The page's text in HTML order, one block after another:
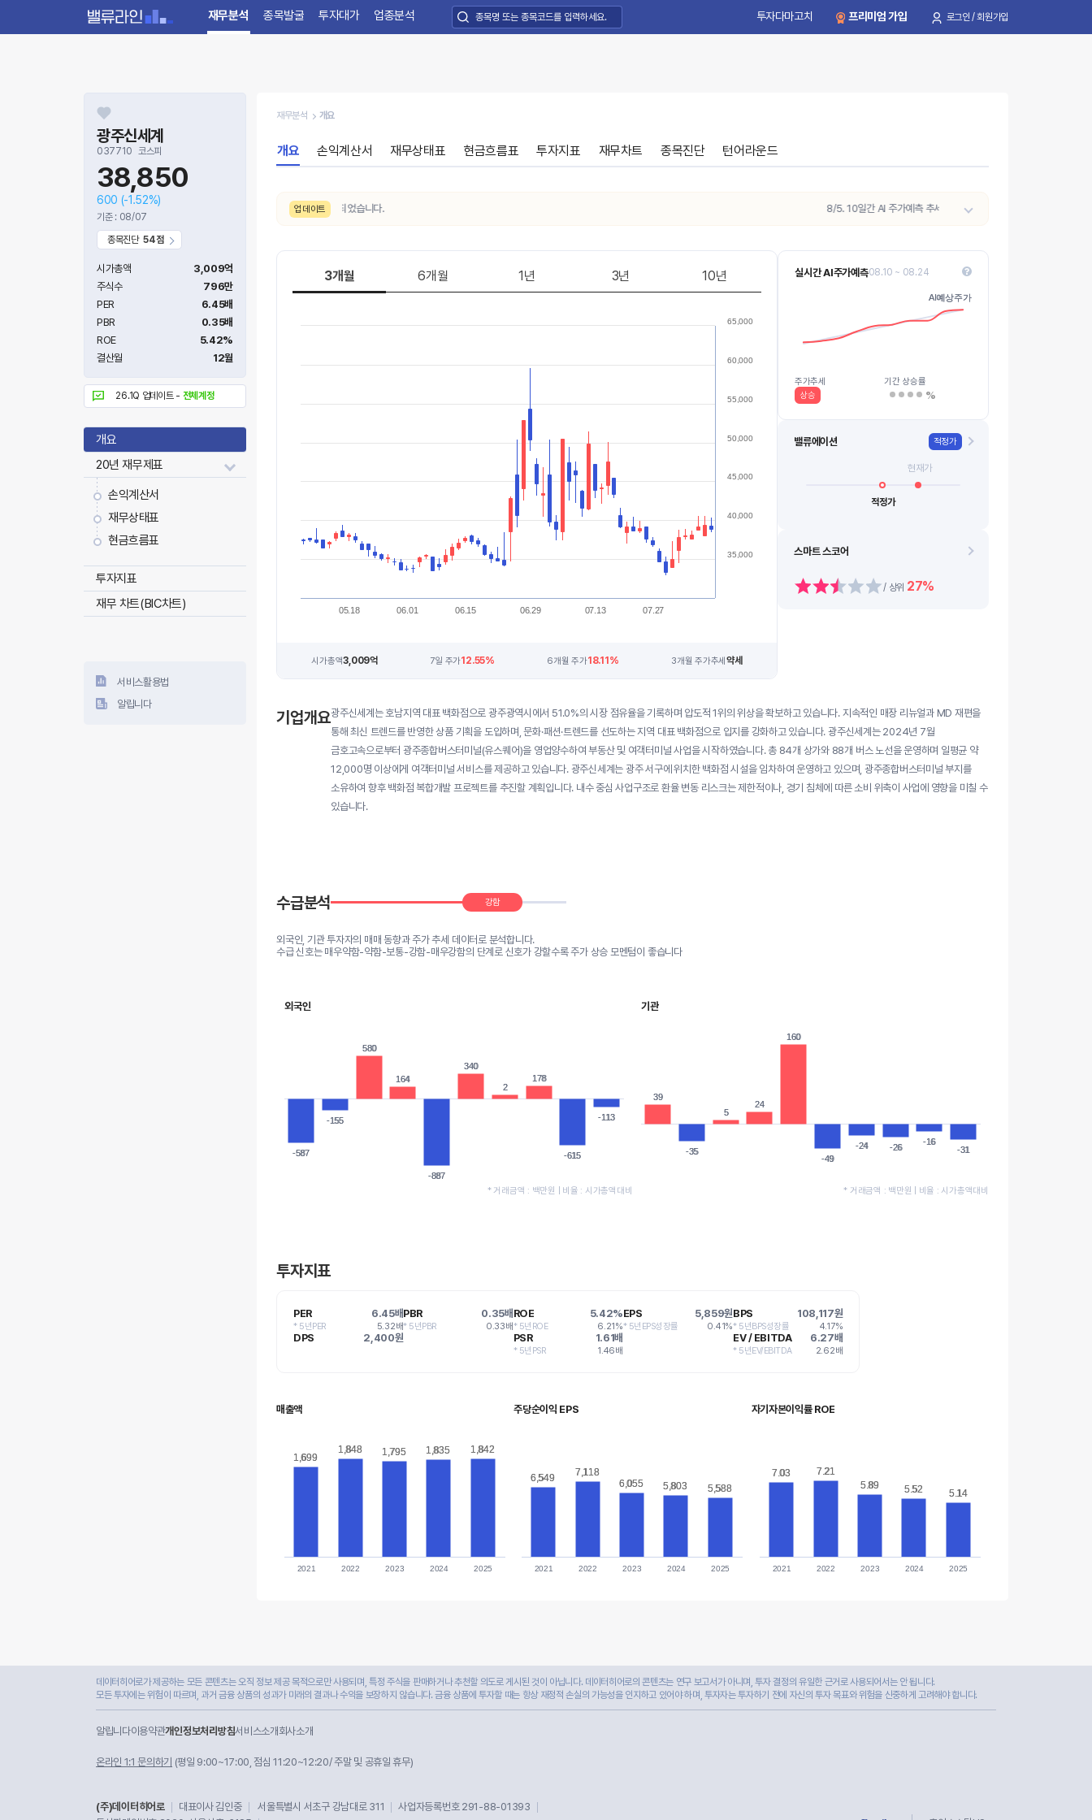
재무분석 종목발굴 투자대가 업종분석 투자다마고치 프리미엄 가입 로그인 / 회원가입
광주신세계
037710 코스피
38,850
600 (-1.52%)
기준 : 08/07
종목진단54점
시가총액
3,009억
주식수
796만
PER
6.45배
PBR
0.35배
ROE
5.42%
결산월
12월
26.1Q 업데이트 - 전체계정
개요
20년 재무제표
손익계산서
재무상태표
현금흐름표
투자지표
재무 차트(BIC차트)
서비스활용법
알립니다
재무분석 개요
개요 손익계산서 재무상태표 현금흐름표 투자지표 재무차트 종목진단 턴어라운드
업데이트
으로 변동되었습니다. 8/5. 10일간 AI 주가예측 추세가상승 으로 전환되었습니다. (기간 예측
3개월 6개월 1년 3년 10년
05.18 06.01 06.15 06.29 07.13 07.27
35,000
40,000
45,000
50,000
55,000
60,000
65,000
시가총액3,009억 7일 주가12.55% 6개월 주가18.11% 3개월 주가추세약세
실시간 AI주가예측08.10 ~ 08.24
Values
AI예상주가
AI예상주가
0…08.1108.12 08.1808.1908.2008.21
주가추세
상승
기간 상승률
%
밸류에이션 적정가
현재가
적정가
스마트 스코어
/ 상위 27%
기업개요광주신세계는 호남지역 대표 백화점으로 광주광역시에서 51.0%의 시장 점유율을 기록하며 압도적 1위의 위상을 확보하고 있습니다. 지속적인 매장 리뉴얼과 MD 재편을
통해 최신 트렌드를 반영한 상품 기획을 도입하며, 문화·패션·트렌드를 선도하는 지역 대표 백화점으로 입지를 강화하고 있습니다. 광주신세계는 2024년 7월
금호고속으로부터 광주종합버스터미널(유스퀘어)을 영업양수하여 부동산 및 여객터미널 사업을 시작하였습니다. 총 84개 상가와 88개 버스 노선을 운영하며 일평균 약
12,000명 이상에게 여객터미널 서비스를 제공하고 있습니다. 광주신세계는 광주 서구에 위치한 백화점 시설을 임차하여 운영하고 있으며, 광주종합버스터미널 부지를
소유하여 향후 백화점 복합개발 프로젝트를 추진할 계획입니다. 내수 중심 사업구조로 환율 변동 리스크는 제한적이나, 경기 침체에 따른 소비 위축이 사업에 영향을 미칠 수
있습니다.
수급분석 강함
외국인, 기관 투자자의 매매 동향과 주가 추세 데이터로 분석합니다.
수급 신호는 매우약함-약함-보통-강함-매우강함의 단계로 신호가 강할수록 주가 상승 모멘텀이 좋습니다
외국인
-587
-587
-155
-155
580
580
164
164
-887
-887
340
340
2
2
178
178
-615
-615
-113
-113
* 거래금액 : 백만원 | 비율 : 시가총액대비
기관
39
39
-35
-35
5
5
24
24
160
160
-49
-49
-24
-24 -26
-26
-16
-16
-31
-31
* 거래금액 : 백만원 | 비율 : 시가총액대비
투자지표
PER 6.45배
* 5년PER 5.32배
PBR 0.35배
* 5년PBR 0.33배
ROE 5.42%
* 5년ROE 6.21%
EPS 5,859원
* 5년EPS성장률 0.41%
BPS 108,117원
* 5년BPS성장률 4.17%
DPS 2,400원 PSR 1.61배
* 5년PSR 1.46배
EV / EBITDA 6.27배
* 5년EV/EBITDA 2.62배
매출액
1,699
1,699
1,848
1,848 1,795
1,795 1,835
1,835 1,842
1,842
2021 2022 2023 2024 2025
주당순이익 EPS
6,549
6,549 7,118
7,118
6,055
6,055 5,803
5,803 5,588
5,588
2021 2022 2023 2024 2025
자기자본이익률 ROE
7.03
7.03 7.21
7.21
5.89
5.89 5.52
5.52 5.14
5.14
2021 2022 2023 2024 2025
데이터히어로가 제공하는 모든 콘텐츠는 오직 정보 제공 목적으로만 사용되며, 특정 주식을 판매하거나 추천할 의도로 게시된 것이 아닙니다. 데이터히어로의 콘텐츠는 연구 보고서가 아니며, 투자 결정의 유일한 근거로 사용되어서는 안 됩니다.
모든 투자에는 위험이 따르며, 과거 금융 상품의 성과가 미래의 결과나 수익을 보장하지 않습니다. 금융 상품에 투자할 때는 항상 재정적 손실의 가능성을 인지하고 있어야 하며, 투자자는 투자하기 전에 자신의 투자 목표와 위험을 신중하게 고려해야 합니다.
알립니다이용약관개인정보처리방침서비스소개 회사소개
온라인 1:1 문의하기 (평일 9:00~17:00, 점심 11:20~12:20/ 주말 및 공휴일 휴무)
(주)데이터히어로 대표이사 김인중 서울특별시 서초구 강남대로 311
사업자등록번호 291-88-01393